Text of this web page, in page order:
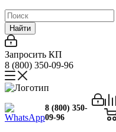
Найти
Запросить КП
8 (800) 350-09-96
8 (800) 350-
09-96